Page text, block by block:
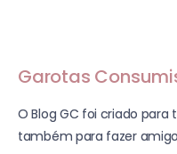
Garotas
O Blog GC foi criado
também para fazer